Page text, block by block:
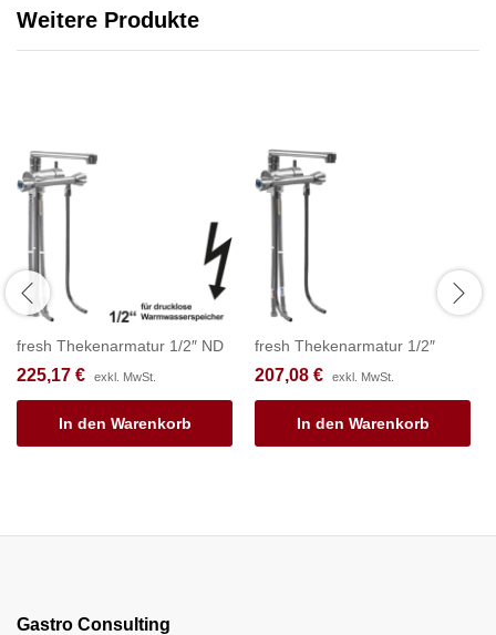
Weitere Produkte
fresh Thekenarmatur 1/2″ ND
225,17 € exkl. MwSt.
In den Warenkorb
fresh Thekenarmatur 1/2″
207,08 € exkl. MwSt.
In den Warenkorb
Gastro Consulting